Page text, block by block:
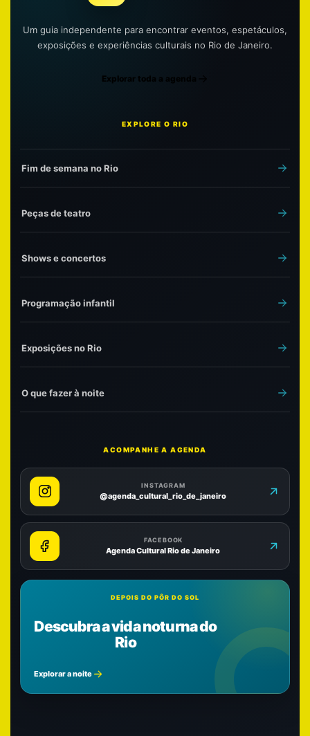
Um guia independente para encontrar eventos, espetáculos,
exposições e experiências culturais no Rio de Janeiro.
Explorar toda a agenda
EXPLORE O RIO
Fim de semana no Rio
Peças de teatro
Shows e concertos
Programação infantil
Exposições no Rio
O que fazer à noite
ACOMPANHE A AGENDA
INSTAGRAM
@agenda_cultural_rio_de_janeiro
FACEBOOK
Agenda Cultural Rio de Janeiro
DEPOIS DO PÔR DO SOL
Descubra a vida noturna do
Rio
Explorar a noite